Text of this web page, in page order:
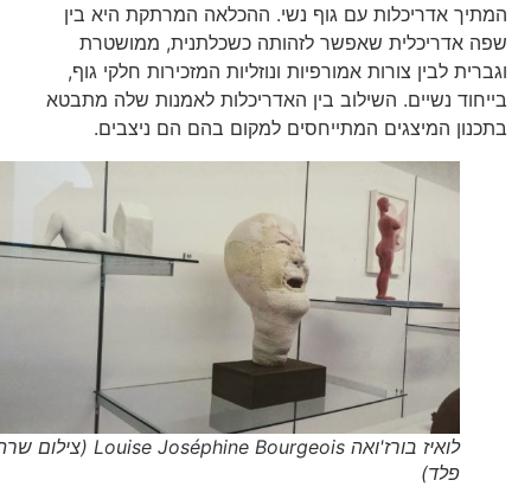
המתיך אדריכלות עם גוף נשי. ההכלאה המרתקת היא בין
שפה אדריכלית שאפשר לזהותה כשכלתנית, ממושטרת
וגברית לבין צורות אמורפיות ונוזליות המזכירות חלקי גוף,
בייחוד נשיים. השילוב בין האדריכלות לאמנות שלה מתבטא
בתכנון המיצגים המתייחסים למקום בהם הם ניצבים.
לואיז בורז'ואה Louise Joséphine Bourgeois (צילום שרה
פלד)